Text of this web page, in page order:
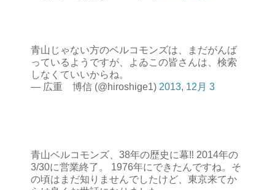
青山じゃない方のベルコモンズは、まだがんば
っているようですが、よゐこの皆さんは、検索
しなくていいからね。
— 広重 博信 (@hiroshige1) 2013, 12月 3
青山ベルコモンズ、38年の歴史に幕‼ 2014年の
3/30に営業終了。 1976年にできたんですね。そ
の頃はまだ知りませんでしたけど、東京来てか